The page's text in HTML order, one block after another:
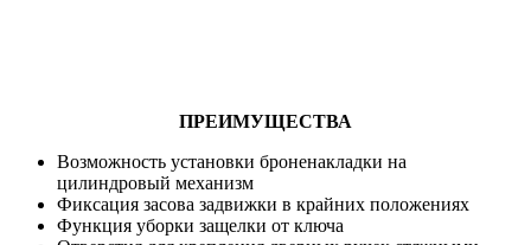
ПРЕИМУЩЕСТВА
Возможность установки броненакладки на
цилиндровый механизм
Фиксация засова задвижки в крайних положениях
Функция уборки защелки от ключа